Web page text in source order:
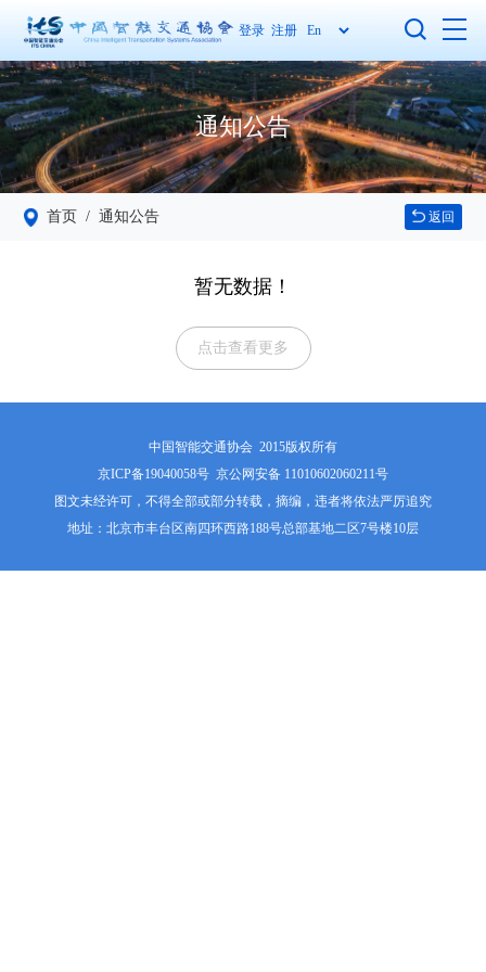
登录注册
通知公告
首页 / 通知公告 返回
暂无数据！
点击查看更多
中国智能交通协会 2015版权所有
京ICP备19040058号 京公网安备 11010602060211号
图文未经许可，不得全部或部分转载，摘编，违者将依法严厉追究
地址：北京市丰台区南四环西路188号总部基地二区7号楼10层